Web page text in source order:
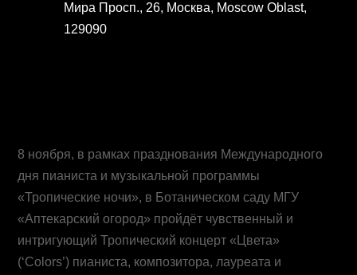
Мира Просп., 26, Москва, Moscow Oblast,
129090
8 ноября, в рамках празднования Международного
дня пианиста и музыкальной программы
«Тропические ночи», в Ботаническом саду МГУ
«Аптекарский огород» пройдёт чувственный и
интригующий Тропический концерт «Цвета»
(‘Colors’) пианиста, композитора, лауреата и